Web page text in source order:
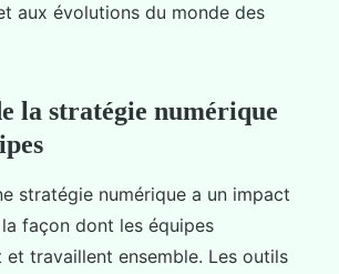
aux évolutions du monde des
la stratégie numérique
stratégie numérique a un impact
façon dont les équipes
et travaillent ensemble. Les outils